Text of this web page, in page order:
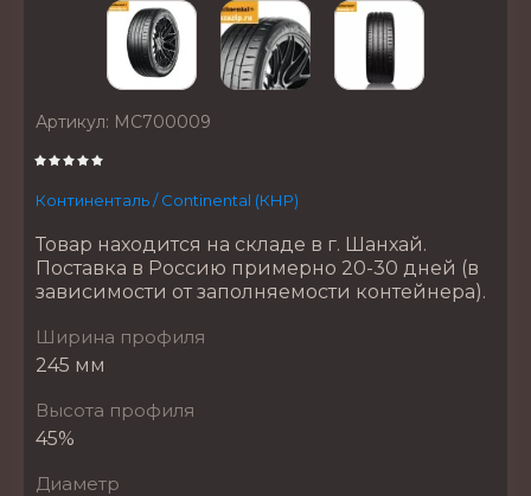
Артикул: MC700009
Континенталь / Continental (КНР)
Товар находится на складе в г. Шанхай.
Поставка в Россию примерно 20-30 дней (в
зависимости от заполняемости контейнера).
Ширина профиля
245 мм
Высота профиля
45%
Диаметр